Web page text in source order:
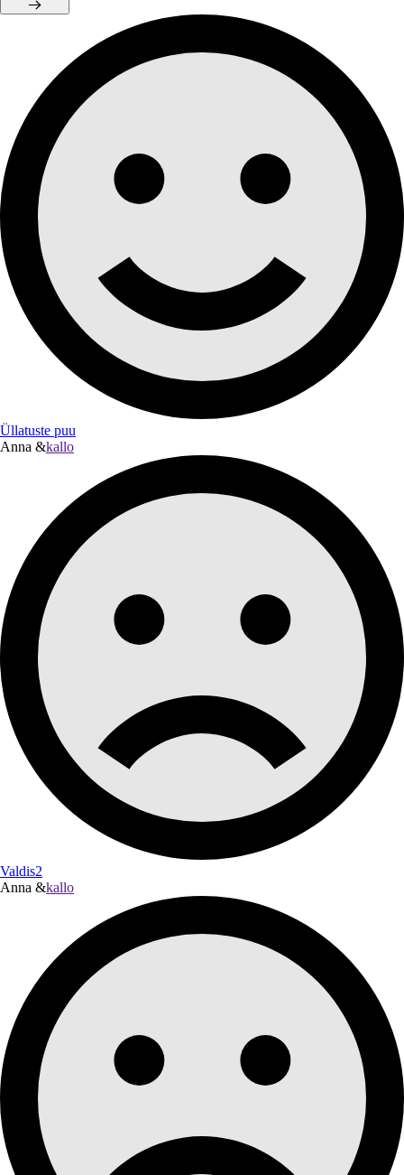
Üllatuste puu
Anna &kallo
Valdis2
Anna &kallo